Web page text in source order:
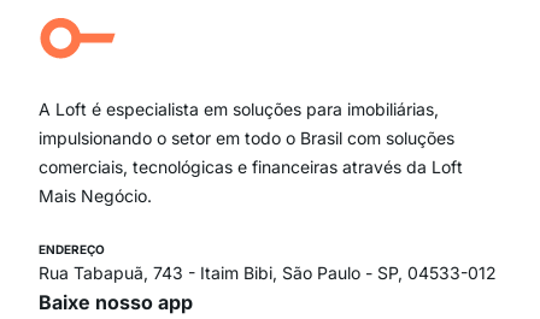
Campo Belo
Ipiranga
Paraíso
Itaim Bibi
A Loft é especialista em soluções para imobiliárias,
impulsionando o setor em todo o Brasil com soluções
comerciais, tecnológicas e financeiras através da Loft
Mais Negócio.
ENDEREÇO
Rua Tabapuã, 743 - Itaim Bibi, São Paulo - SP, 04533-012
Baixe nosso app